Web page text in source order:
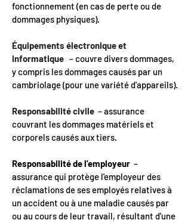
fonctionnement (en cas de perte ou de
dommages physiques).
Équipements électronique et
informatique – couvre divers dommages,
y compris les dommages causés par un
cambriolage (pour une variété d'appareils).
Responsabilité civile – assurance
couvrant les dommages matériels et
corporels causés aux tiers.
Responsabilité de l'employeur –
assurance qui protège l'employeur des
réclamations de ses employés relatives à
un accident ou à une maladie causés par
ou au cours de leur travail, résultant d'une